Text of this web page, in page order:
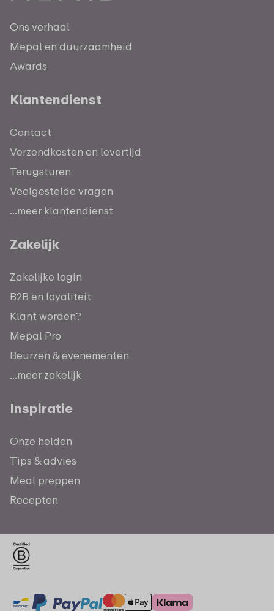
Ons verhaal
Mepal en duurzaamheid
Awards
Klantendienst
Contact
Verzendkosten en levertijd
Terugsturen
Veelgestelde vragen
...meer klantendienst
Zakelijk
Zakelijke login
B2B en loyaliteit
Klant worden?
Mepal Pro
Beurzen & evenementen
...meer zakelijk
Inspiratie
Onze helden
Tips & advies
Meal preppen
Recepten